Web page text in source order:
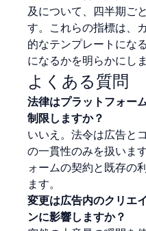
及について、四半期ご
す。これらの指標は、
的なテンプレートにな
になるかを明らかにしま
よくある質問
法律はプラットフォー
制限しますか？
いいえ。法令は広告と
の一貫性のみを扱いま
ォームの契約と既存の
ます。
変更は広告内のクリエ
ンに影響しますか？